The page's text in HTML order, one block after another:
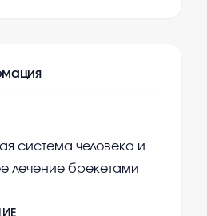
система человека и
лечение брекетами